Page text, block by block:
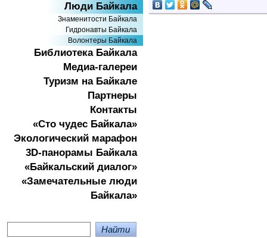
Люди Байкала
Знаменитости Байкала
Гидронавты Байкала
Волонтеры Байкала
Библиотека Байкала
Медиа-галереи
Туризм на Байкале
Партнеры
Контакты
«Сто чудес Байкала»
Экологичеcкий марафон
3D-панорамы Байкала
«Байкальский диалог»
«Замечательные люди
Байкала»